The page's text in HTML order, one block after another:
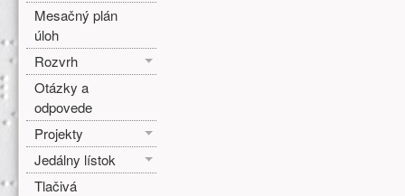
Mesačný plán
úloh
Rozvrh
Otázky a
odpovede
Projekty
Jedálny lístok
Tlačivá